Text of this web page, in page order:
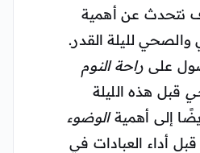
نتحدث عن أهمية
والصحي لليلة القدر.
على راحة النوم
قبل هذه الليلة
إلى أهميةالوضوء
قبل أداء العبادات في